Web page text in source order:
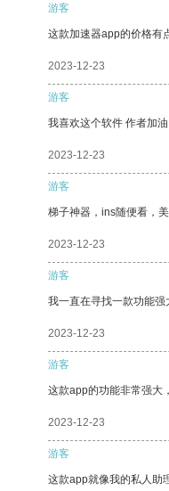
游客
这款加速器app的价格有
2023-12-23
游客
我喜欢这个软件 作者加油
2023-12-23
游客
梯子神器，ins随便看，美
2023-12-23
游客
我一直在寻找一款功能
2023-12-23
游客
这款app的功能非常强大
2023-12-23
游客
这款app就像我的私人助